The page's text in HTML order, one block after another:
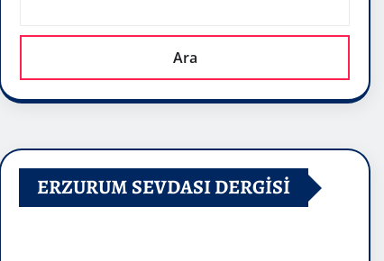
Ara
ERZURUM SEVDASI DERGİSİ